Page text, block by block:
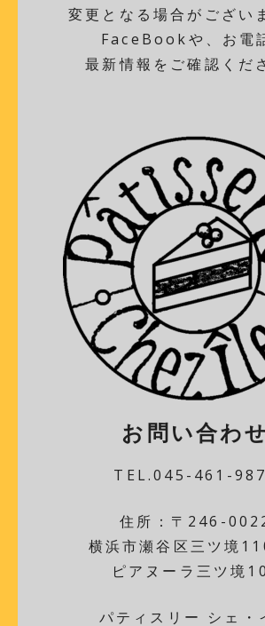
変更となる場合がござい
FaceBookや、お電
最新情報をご確認くだ
お問い合わせ
TEL.045-461-
住所：〒246-
横浜市瀬谷区三ツ境
ピアヌーラ三ツ境
パティスリー シェ・